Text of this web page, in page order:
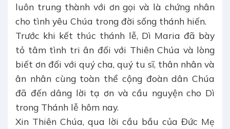
luôn trung thành với ơn gọi và là chứng nhân
cho tình yêu Chúa trong đời sống thánh hiến.
Trước khi kết thúc thánh lễ, Dì Maria đã bày
tỏ tâm tình tri ân đối với Thiên Chúa và lòng
biết ơn đối với quý cha, quý tu sĩ, thân nhân và
ân nhân cùng toàn thể cộng đoàn dân Chúa
đã đến dâng lời tạ ơn và cầu nguyện cho Dì
trong Thánh lễ hôm nay.
Xin Thiên Chúa, qua lời cầu bầu của Đức Mẹ